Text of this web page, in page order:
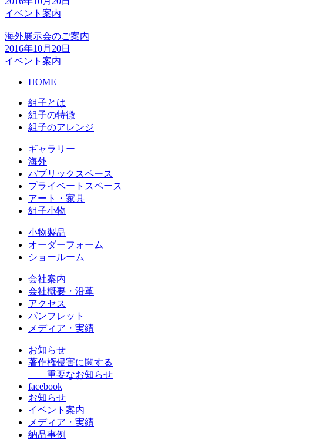
イベント案内
海外展示会のご案内
2016年10月20日
イベント案内
HOME
組子とは
組子の特徴
組子のアレンジ
ギャラリー
海外
パブリックスペース
プライベートスペース
アート・家具
組子小物
小物製品
オーダーフォーム
ショールーム
会社案内
会社概要・沿革
アクセス
パンフレット
メディア・実績
お知らせ
著作権侵害に関する
重要なお知らせ
facebook
お知らせ
イベント案内
メディア・実績
納品事例